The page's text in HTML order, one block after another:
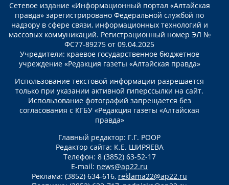
Сетевое издание «Информационный портал «Алтайская
правда» зарегистрировано Федеральной службой по
надзору в сфере связи, информационных технологий и
массовых коммуникаций. Регистрационный номер ЭЛ №
ФС77-89275 от 09.04.2025
Учредители: краевое государственное бюджетное
учреждение «Редакция газеты «Алтайская правда»
Использование текстовой информации разрешается
только при указании активной гиперссылки на сайт.
Использование фотографий запрещается без
согласования с КГБУ «Редакция газеты «Алтайская
правда»
Главный редактор: Г.Г. РООР
Редактор сайта: К.Е. ШИРЯЕВА
Телефон: 8 (3852) 63-52-17
E-mail: news@ap22.ru
Реклама: (3852) 634-616, reklama22@ap22.ru